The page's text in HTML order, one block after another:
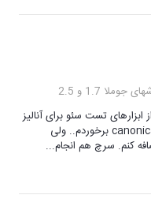
جوملا 1.7 و 2.5
تست سئو برای آنالیز
صفحاتم استفاده می کنم. که به مورد لینک canonical برخوردم.. ولی
کنم. سرچ هم انجام...